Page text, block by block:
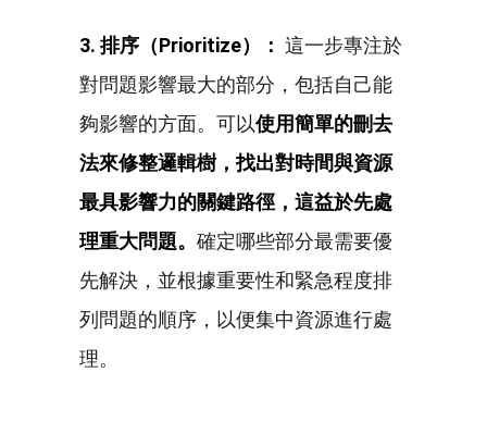
3. 排序（Prioritize）： 這一步專注於
對問題影響最大的部分，包括自己能
夠影響的方面。可以使用簡單的刪去
法來修整邏輯樹，找出對時間與資源
最具影響力的關鍵路徑，這益於先處
理重大問題。 確定哪些部分最需要優
先解決，並根據重要性和緊急程度排
列問題的順序，以便集中資源進行處
理。